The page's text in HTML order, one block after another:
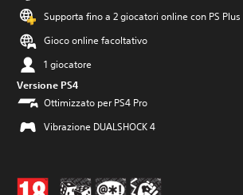
Supporta fino a 2 giocatori online con PS Plus
Gioco online facoltativo
1 giocatore
Versione PS4
Ottimizzato per PS4 Pro
Vibrazione DUALSHOCK 4